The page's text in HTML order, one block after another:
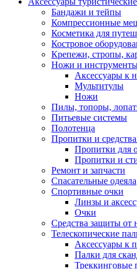
Бандажи и тейпы
Компрессионные
Косметика для
Костровое
Крепежи, стропы,
Ножи и
Аксессуары к
Мультитулы
Ножи
Пилы, топоры,
Питьевые системы
Полотенца
Пропитки и
Пропитки для
Пропитки и
Ремонт и запчасти
Спасательные одеяла
Спортивные очки
Линзы и
Очки
Средства защиты
Телескопические
Аксессуары к
Палки для
Треккинговые